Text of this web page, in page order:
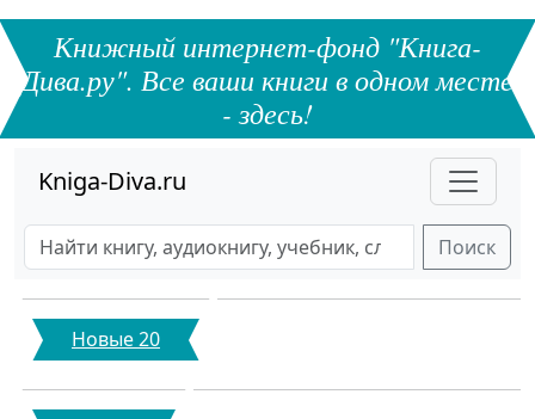
Книжный интернет-фонд "Книга-
Дива.ру". Все ваши книги в одном месте
- здесь!
Kniga-Diva.ru
Поиск
Новые 20